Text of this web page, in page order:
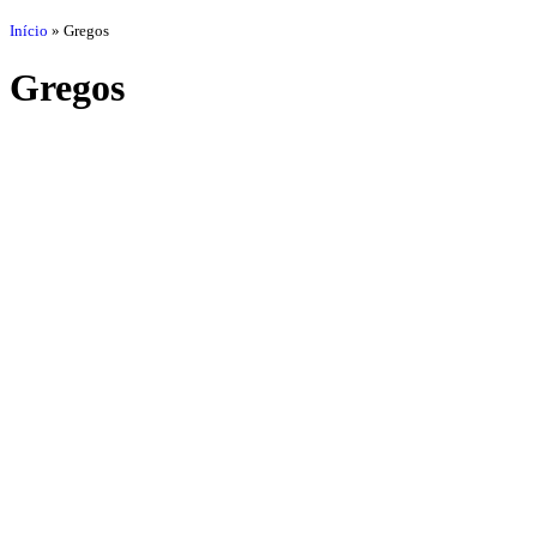
Início » Gregos
Gregos